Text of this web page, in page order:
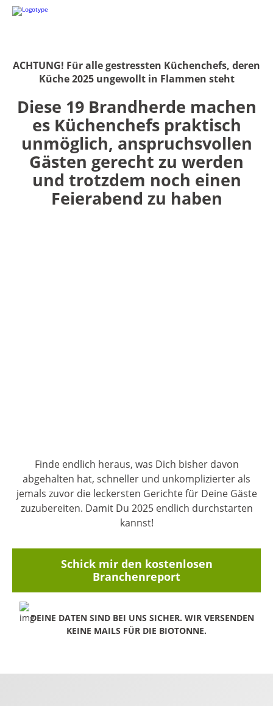
ACHTUNG! Für alle gestressten Küchenchefs, deren
Küche 2025 ungewollt in Flammen steht
Diese 19 Brandherde machen
es Küchenchefs praktisch
unmöglich, anspruchsvollen
Gästen gerecht zu werden
und trotzdem noch einen
Feierabend zu haben
Finde endlich heraus, was Dich bisher davon
abgehalten hat, schneller und unkomplizierter als
jemals zuvor die leckersten Gerichte für Deine Gäste
zuzubereiten. Damit Du 2025 endlich durchstarten
kannst!
Schick mir den kostenlosen
Branchenreport
DEINE DATEN SIND BEI UNS SICHER. WIR VERSENDEN
KEINE MAILS FÜR DIE BIOTONNE.